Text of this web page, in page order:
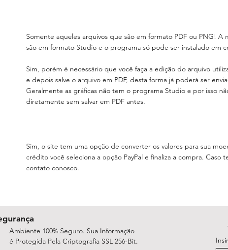
Somente aqueles arquivos que são em formato PDF ou PNG! A
são em formato Studio e o programa só pode ser instalado em
Sim, porém é necessário que você faça a edição do arquivo
e depois salve o arquivo em PDF, desta forma já poderá ser
Geralmente as gráficas não tem o programa Studio e por isso
diretamente sem salvar em PDF antes.
Sim, o site tem uma opção de converter os valores para sua
crédito você seleciona a opção PayPal e finaliza a compra. Caso
contato conosco.
Ambiente 100% Seguro. Sua Informação
é Protegida Pela Criptografia SSL 256-Bit.